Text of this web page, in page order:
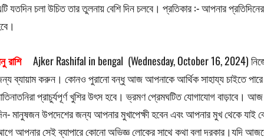
যতদিন চলা উচিত তার তুলনায় বেশি দিন চলবে। প্রতিকার :- আপনার
রাশিAjker Rashifal in bengal (Wednesday, October 16, 2024) নিজের
ব্যায়াম করুন। কোনও পুরানো বন্ধু আজ আপনাকে আর্থিক সাহায্য চাইতে
প্রাচুর্যপূর্ণ খুশির উৎস হবে। ভ্রমণ প্রেমঘটিত যোগাযোগ
মানুষজন উপদেশের জন্য আপনার মুখাপেক্ষী হবেন এবং আপনার মুখ থেকে
আপনার সেই ব্যাপারে কোনো অভিজ্ঞ লোকের সাথে কথা বলা দরকার।যদি